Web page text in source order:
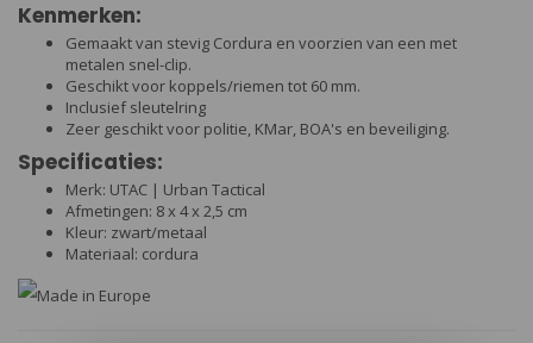
Kenmerken:
Gemaakt van stevig Cordura en voorzien van een met
metalen snel-clip.
Geschikt voor koppels/riemen tot 60 mm.
Inclusief sleutelring
Zeer geschikt voor politie, KMar, BOA's en beveiliging.
Specificaties:
Merk: UTAC | Urban Tactical
Afmetingen: 8 x 4 x 2,5 cm
Kleur: zwart/metaal
Materiaal: cordura